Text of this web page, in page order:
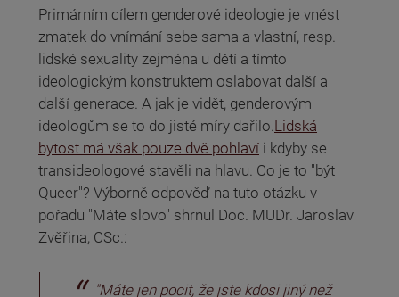
Primárním cílem genderové ideologie je vnést
zmatek do vnímání sebe sama a vlastní, resp.
lidské sexuality zejména u dětí a tímto
ideologickým konstruktem oslabovat další a
další generace. A jak je vidět, genderovým
ideologům se to do jisté míry dařilo.Lidská
bytost má však pouze dvě pohlaví i kdyby se
transideologové stavěli na hlavu. Co je to "být
Queer"? Výborně odpověď na tuto otázku v
pořadu "Máte slovo" shrnul Doc. MUDr. Jaroslav
Zvěřina, CSc.:
"Máte jen pocit, že jste kdosi jiný než